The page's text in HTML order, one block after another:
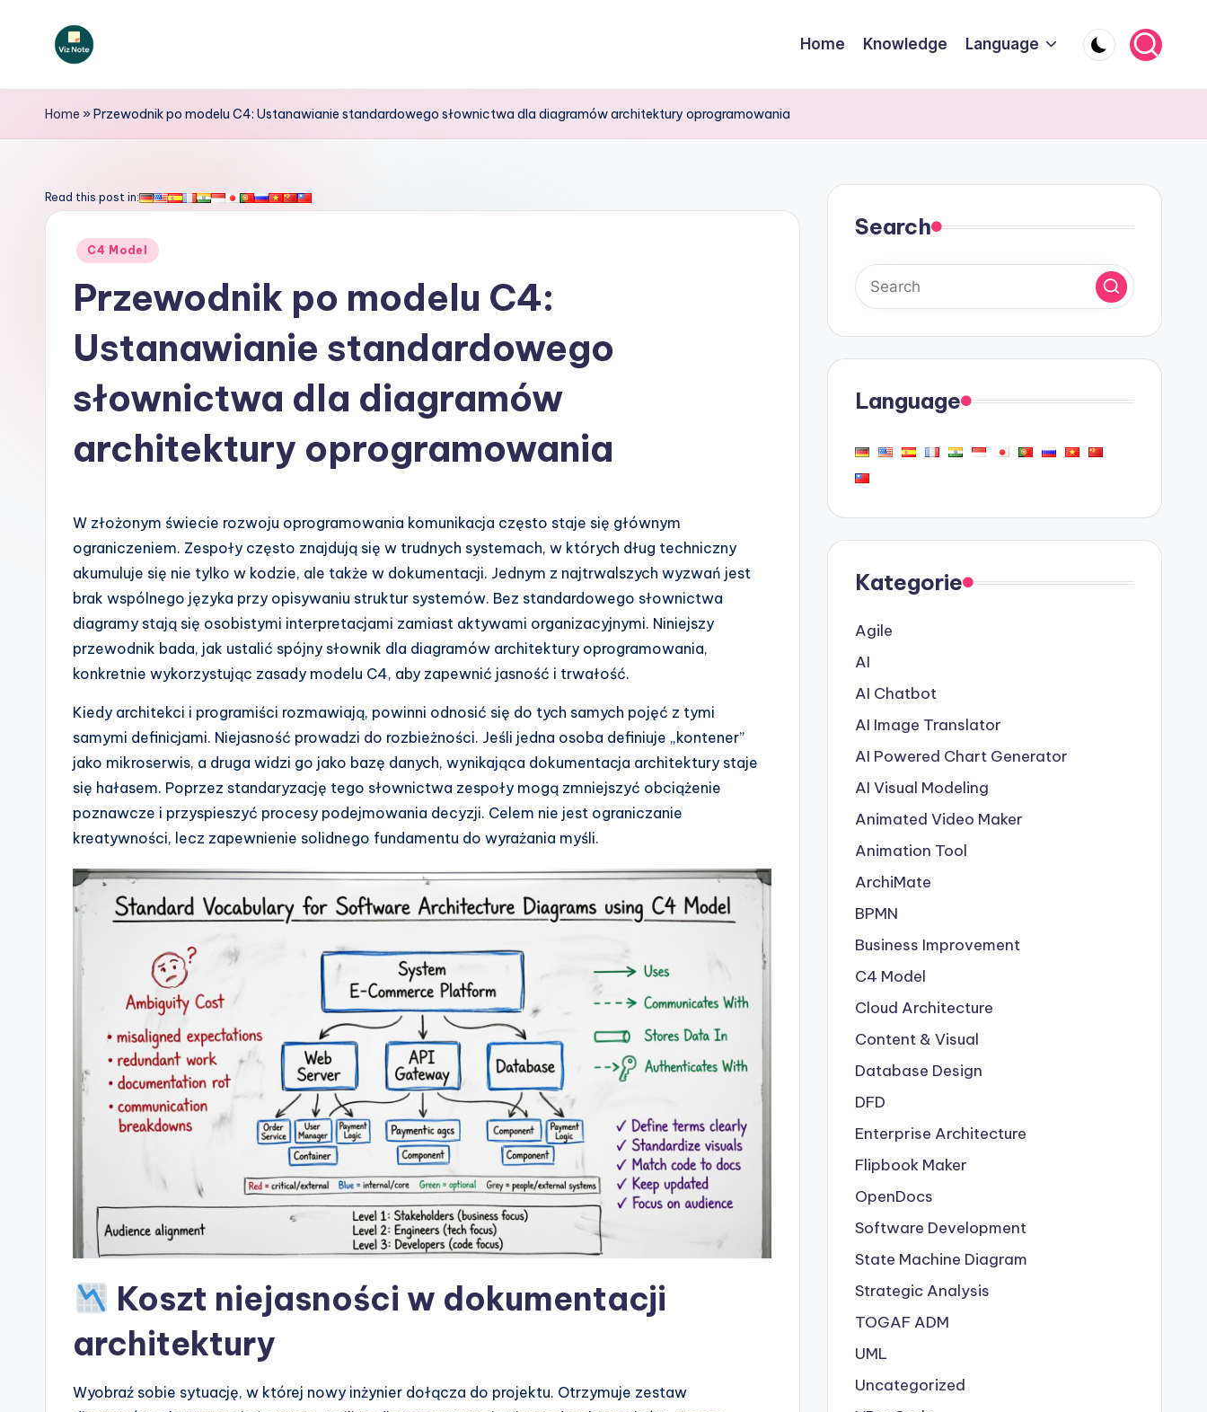
V
iz
o
si
&
Home Knowledge Language
Home »Przewodnik po modelu C4: Ustanawianie standardowego słownictwa dla diagramów architektury oprogramowania
Read this post in:
Posted
C4 Model
Przewodnik po modelu C4:
Ustanawianie standardowego
słownictwa dla diagramów
architektury oprogramowania
W złożonym świecie rozwoju oprogramowania komunikacja często staje się głównym
ograniczeniem. Zespoły często znajdują się w trudnych systemach, w których dług techniczny
akumuluje się nie tylko w kodzie, ale także w dokumentacji. Jednym z najtrwalszych wyzwań jest
brak wspólnego języka przy opisywaniu struktur systemów. Bez standardowego słownictwa
diagramy stają się osobistymi interpretacjami zamiast aktywami organizacyjnymi. Niniejszy
przewodnik bada, jak ustalić spójny słownik dla diagramów architektury oprogramowania,
konkretnie wykorzystując zasady modelu C4, aby zapewnić jasność i trwałość.
Kiedy architekci i programiści rozmawiają, powinni odnosić się do tych samych pojęć z tymi
samymi definicjami. Niejasność prowadzi do rozbieżności. Jeśli jedna osoba definiuje „kontener”
jako mikroserwis, a druga widzi go jako bazę danych, wynikająca dokumentacja architektury staje
się hałasem. Poprzez standaryzację tego słownictwa zespoły mogą zmniejszyć obciążenie
poznawcze i przyspieszyć procesy podejmowania decyzji. Celem nie jest ograniczanie
kreatywności, lecz zapewnienie solidnego fundamentu do wyrażania myśli.
Koszt niejasności w dokumentacji
architektury
Wyobraź sobie sytuację, w której nowy inżynier dołącza do projektu. Otrzymuje zestaw
Search
Language
Kategorie
Agile
AI
AI Chatbot
AI Image Translator
AI Powered Chart Generator
AI Visual Modeling
Animated Video Maker
Animation Tool
ArchiMate
BPMN
Business Improvement
C4 Model
Cloud Architecture
Content & Visual
Database Design
DFD
Enterprise Architecture
Flipbook Maker
OpenDocs
Software Development
State Machine Diagram
Strategic Analysis
TOGAF ADM
UML
Uncategorized